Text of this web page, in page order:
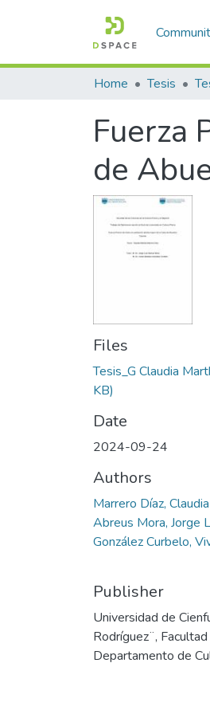
Home Tesis
Fuerza
de
Files
Tesis_G Claudia
KB)
Date
2024-09-24
Authors
Marrero Díaz,
Abreus Mora, Jorge
González Curbelo,
Publisher
Universidad de
Rodríguez¨,
Departamento de